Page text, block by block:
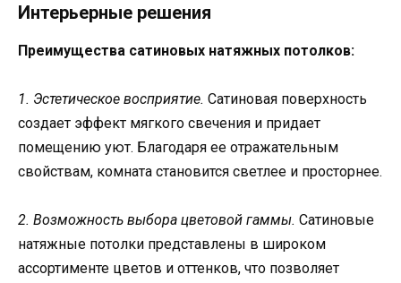
Интерьерные решения
Преимущества сатиновых натяжных потолков:
1. Эстетическое восприятие. Сатиновая поверхность
создает эффект мягкого свечения и придает
помещению уют. Благодаря ее отражательным
свойствам, комната становится светлее и просторнее.
2. Возможность выбора цветовой гаммы. Сатиновые
натяжные потолки представлены в широком
ассортименте цветов и оттенков, что позволяет